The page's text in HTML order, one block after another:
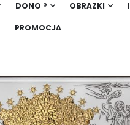
DONO ® OBRAZKI
PROMOCJA